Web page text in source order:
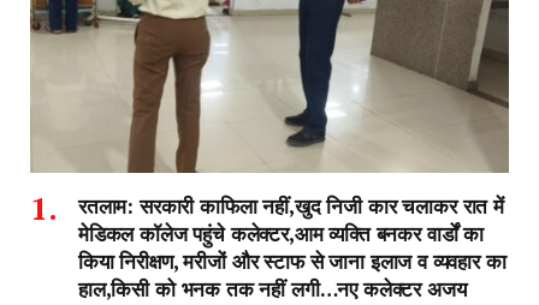
रतलाम: सरकारी काफिला नहीं,खुद निजी कार चलाकर रात में
मेडिकल कॉलेज पहुंचे कलेक्टर,आम व्यक्ति बनकर वार्डों का
किया निरीक्षण, मरीजों और स्टाफ से जाना इलाज व व्यवहार का
हाल,किसी को भनक तक नहीं लगी…नए कलेक्टर अजय